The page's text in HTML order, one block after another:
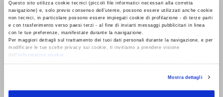
Questo sito utilizza cookie tecnici (piccoli file informatici necessari alla corretta
navigazione) e, solo previo consenso dell’utente, possono essere utilizzati anche cookie
non tecnici, in particolare possono essere impiegati cookie di profilazione - di terze parti
e con trasferimento verso paesi terzi - al fine di inviarti messaggi pubblicitari in linea
con le tue preferenze, manifestate durante la navigazione.
Per maggiori dettagli sul trattamento dei tuoi dati personali durante la navigazione, e per
modificare le tue scelte privacy sui cookie, ti invitiamo a prendere visione
dell’
informativa cookie
RevocaMostra dettagli
Gli esiliati